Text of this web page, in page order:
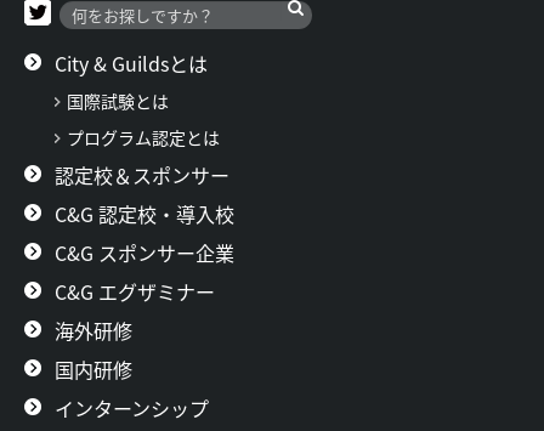
City & Guildsとは
国際試験とは
プログラム認定とは
認定校＆スポンサー
C&G 認定校・導入校
C&G スポンサー企業
C&G エグザミナー
海外研修
国内研修
インターンシップ